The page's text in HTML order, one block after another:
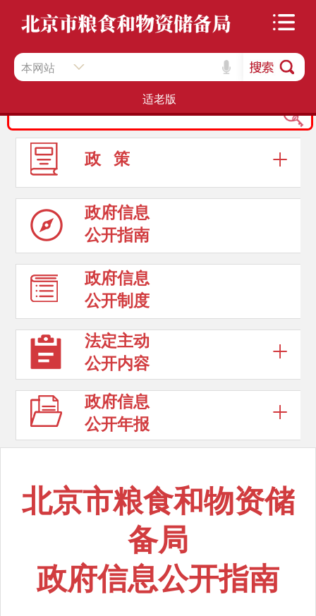
本网站
适老版
政 策
政府信息
公开指南
政府信息
公开制度
法定主动
公开内容
政府信息
公开年报
北京市粮食和物资储
备局
政府信息公开指南